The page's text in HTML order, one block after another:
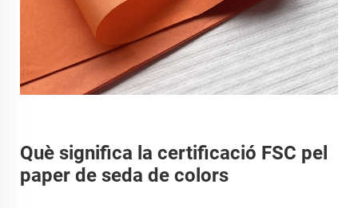
Què significa la certificació FSC pel
paper de seda de colors